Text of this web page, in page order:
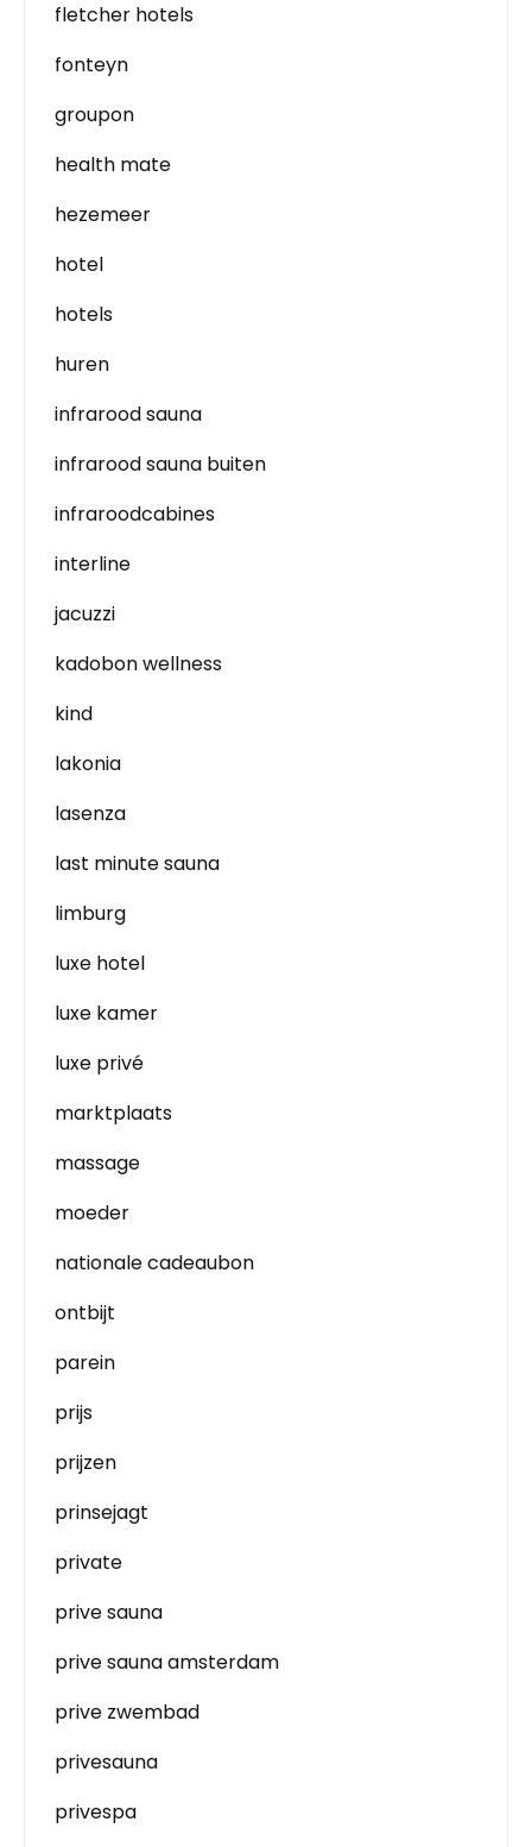
fletcher hotels
fonteyn
groupon
health mate
hezemeer
hotel
hotels
huren
infrarood sauna
infrarood sauna buiten
infraroodcabines
interline
jacuzzi
kadobon wellness
kind
lakonia
lasenza
last minute sauna
limburg
luxe hotel
luxe kamer
luxe privé
marktplaats
massage
moeder
nationale cadeaubon
ontbijt
parein
prijs
prijzen
prinsejagt
private
prive sauna
prive sauna amsterdam
prive zwembad
privesauna
privespa